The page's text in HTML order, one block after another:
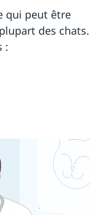
qui peut être
des chats.
: